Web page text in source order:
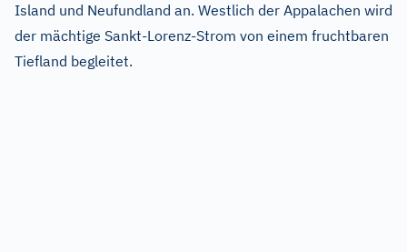
Island und Neufundland an. Westlich der Appalachen wird
der mächtige Sankt-Lorenz-Strom von einem fruchtbaren
Tiefland begleitet.